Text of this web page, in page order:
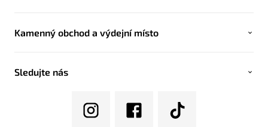
Kamenný obchod a výdejní místo
Sledujte nás